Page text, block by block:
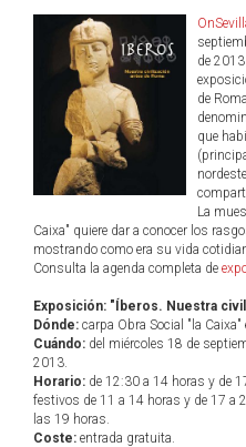
de
de
que
La
Caixa" quiere dar a conocer los
mostrando como era su vida
Consulta la agenda completa de
Exposición: "Íberos. Nuestra
Dónde: carpa Obra Social "la
Cuándo: del miércoles 18 de
2013.
Horario: de 12:30 a 14 horas y de
festivos de 11 a 14 horas y de 17 a
las 19 horas.
Coste: entrada gratuita.